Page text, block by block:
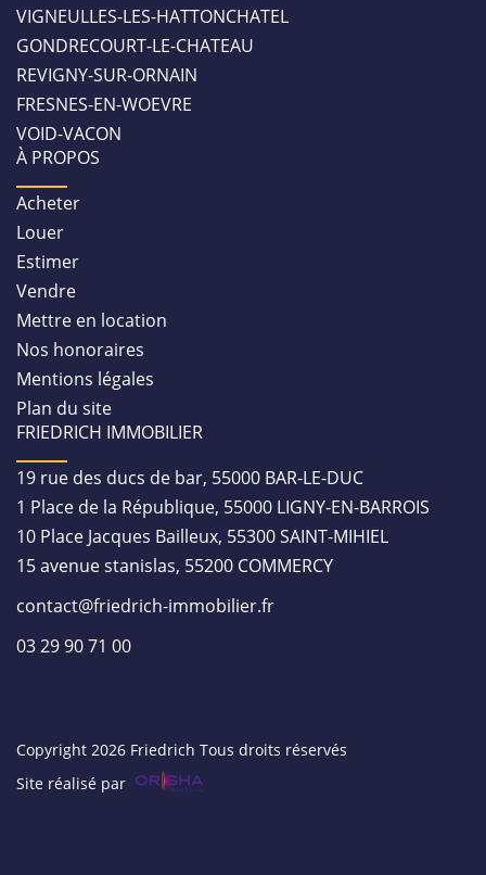
VIGNEULLES-LES-HATTONCHATEL
GONDRECOURT-LE-CHATEAU
REVIGNY-SUR-ORNAIN
FRESNES-EN-WOEVRE
VOID-VACON
À PROPOS
Acheter
Louer
Estimer
Vendre
Mettre en location
Nos honoraires
Mentions légales
Plan du site
FRIEDRICH IMMOBILIER
19 rue des ducs de bar, 55000 BAR-LE-DUC
1 Place de la République, 55000 LIGNY-EN-BARROIS
10 Place Jacques Bailleux, 55300 SAINT-MIHIEL
15 avenue stanislas, 55200 COMMERCY
contact@friedrich-immobilier.fr
03 29 90 71 00
Copyright 2026 Friedrich Tous droits réservés
Site réalisé par